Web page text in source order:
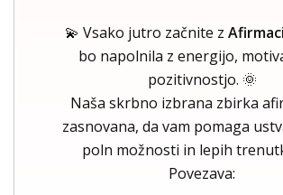
💫 Vsako jutro začnite z
bo napolnila z energijo,
pozitivnostjo. 🌞
Naša skrbno izbrana zbirka
zasnovana, da vam pomaga
poln možnosti in lepih
Povezava: